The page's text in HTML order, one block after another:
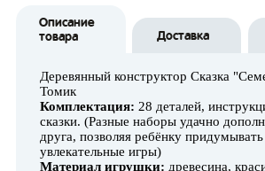
Описание
товара
Доставка
Деревянный конструктор Сказка
Томик
Комплектация: 28 деталей,
сказки. (Разные наборы удачно
друга, позволяя ребёнку придумывать
увлекательные игры)
Материал игрушки: древесина,